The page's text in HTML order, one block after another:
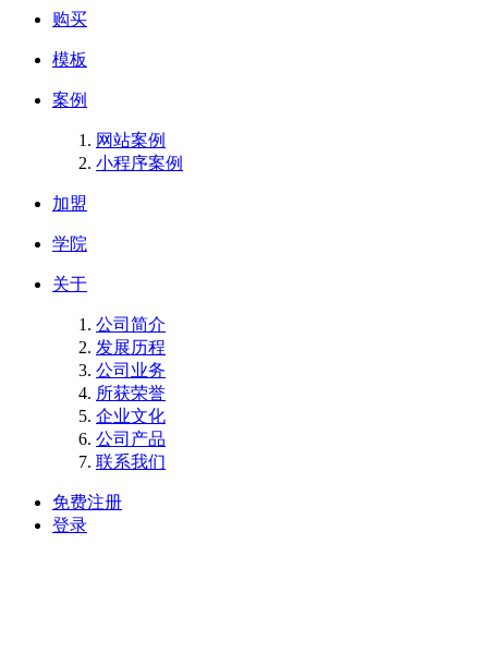
购买
模板
案例
网站案例
小程序案例
加盟
学院
关于
公司简介
发展历程
公司业务
所获荣誉
企业文化
公司产品
联系我们
免费注册
登录